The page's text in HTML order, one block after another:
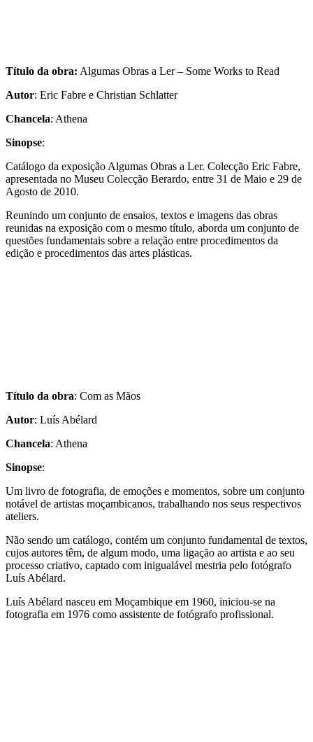
Título da obra: Algumas Obras a Ler – Some Works to Read
Autor: Eric Fabre e Christian Schlatter
Chancela: Athena
Sinopse:
Catálogo da exposição Algumas Obras a Ler. Colecção Eric Fabre,
apresentada no Museu Colecção Berardo, entre 31 de Maio e 29 de
Agosto de 2010.
Reunindo um conjunto de ensaios, textos e imagens das obras
reunidas na exposição com o mesmo título, aborda um conjunto de
questões fundamentais sobre a relação entre procedimentos da
edição e procedimentos das artes plásticas.
Título da obra: Com as Mãos
Autor: Luís Abélard
Chancela: Athena
Sinopse:
Um livro de fotografia, de emoções e momentos, sobre um conjunto
notável de artistas moçambicanos, trabalhando nos seus respectivos
ateliers.
Não sendo um catálogo, contém um conjunto fundamental de textos,
cujos autores têm, de algum modo, uma ligação ao artista e ao seu
processo criativo, captado com inigualável mestria pelo fotógrafo
Luís Abélard.
Luís Abélard nasceu em Moçambique em 1960, iniciou-se na
fotografia em 1976 como assistente de fotógrafo profissional.